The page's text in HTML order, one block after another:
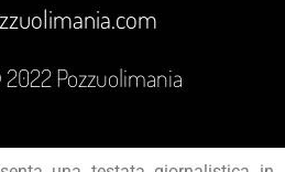
Pozzuolimania